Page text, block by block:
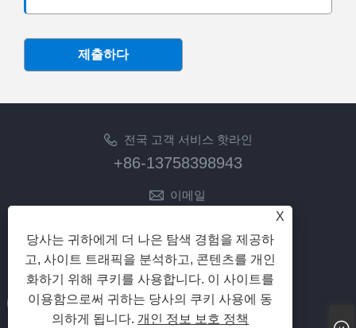
제출하다
전국 고객 서비스 핫라인
+86-13758398943
이메일
junmetal.hardware.ltd@gmail.com
팔로우
X
당사는 귀하에게 더 나은 탐색 경험을 제공하
고, 사이트 트래픽을 분석하고, 콘텐츠를 개인
화하기 위해 쿠키를 사용합니다. 이 사이트를
이용함으로써 귀하는 당사의 쿠키 사용에 동
의하게 됩니다. 개인 정보 보호 정책